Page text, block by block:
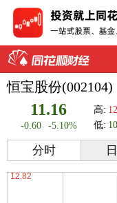
恒宝股份(002104)
11.16
-0.60 -5.10%
高:
低:
分时